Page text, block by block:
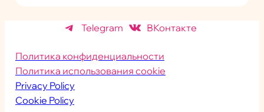
Telegram ВКонтакте
Политика конфиденциальности
Политика использования cookie
Privacy Policy
Cookie Policy